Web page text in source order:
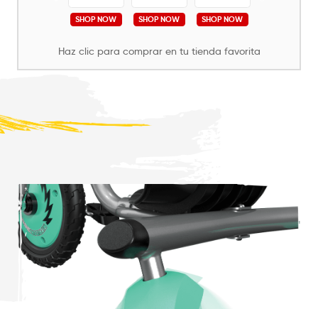
SHOP NOW SHOP NOW SHOP NOW
Haz clic para comprar en tu tienda favorita